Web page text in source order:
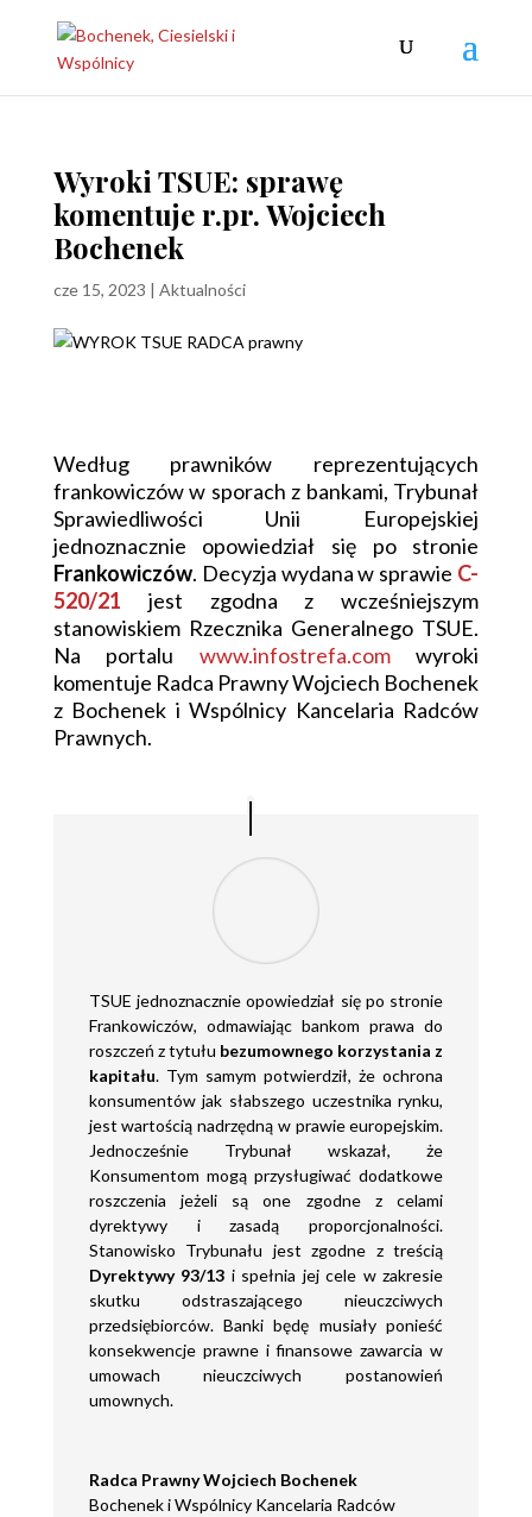
Wyroki TSUE: sprawę
komentuje r.pr. Wojciech
Bochenek
cze 15, 2023 | Aktualności
Według prawników reprezentujących
frankowiczów w sporach z bankami, Trybunał
Sprawiedliwości Unii Europejskiej
jednoznacznie opowiedział się po stronie
Frankowiczów. Decyzja wydana w sprawie C-
520/21
jest zgodna z wcześniejszym
stanowiskiem Rzecznika Generalnego TSUE.
Na portalu www.infostrefa.comwyroki
komentuje Radca Prawny Wojciech Bochenek
z Bochenek i Wspólnicy Kancelaria Radców
Prawnych.
TSUE jednoznacznie opowiedział się po stronie
Frankowiczów, odmawiając bankom prawa do
roszczeń z tytułu bezumownego korzystania z
kapitału. Tym samym potwierdził, że ochrona
konsumentów jak słabszego uczestnika rynku,
jest wartością nadrzędną w prawie europejskim.
Jednocześnie Trybunał wskazał, że
Konsumentom mogą przysługiwać dodatkowe
roszczenia jeżeli są one zgodne z celami
dyrektywy i zasadą proporcjonalności.
Stanowisko Trybunału jest zgodne z treścią
Dyrektywy 93/13 i spełnia jej cele w zakresie
skutku odstraszającego nieuczciwych
przedsiębiorców. Banki będę musiały ponieść
konsekwencje prawne i finansowe zawarcia w
umowach nieuczciwych postanowień
umownych.
Radca Prawny Wojciech Bochenek
Bochenek i Wspólnicy Kancelaria Radców